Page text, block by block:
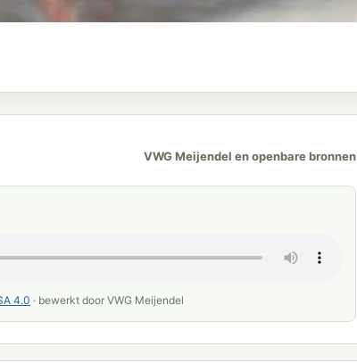
VWG Meijendel en openbare bronnen
4.0 · bewerkt door VWG Meijendel